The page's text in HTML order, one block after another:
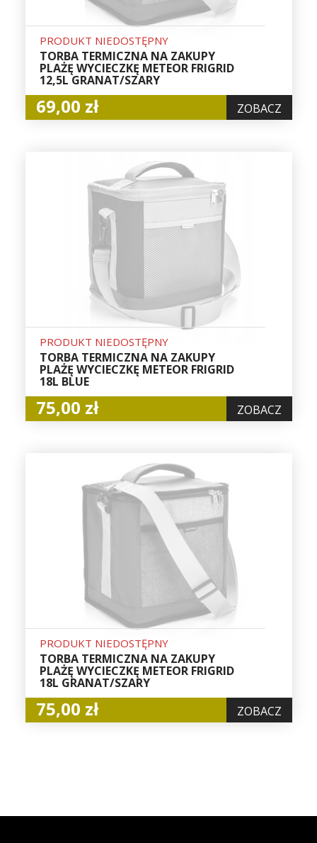
PRODUKT NIEDOSTĘPNY
TORBA TERMICZNA NA ZAKUPY
PLAŻĘ WYCIECZKĘ METEOR FRIGRID
12,5L GRANAT/SZARY
69,00 zł ZOBACZ
PRODUKT NIEDOSTĘPNY
TORBA TERMICZNA NA ZAKUPY
PLAŻĘ WYCIECZKĘ METEOR FRIGRID
18L BLUE
75,00 zł ZOBACZ
PRODUKT NIEDOSTĘPNY
TORBA TERMICZNA NA ZAKUPY
PLAŻĘ WYCIECZKĘ METEOR FRIGRID
18L GRANAT/SZARY
75,00 zł ZOBACZ